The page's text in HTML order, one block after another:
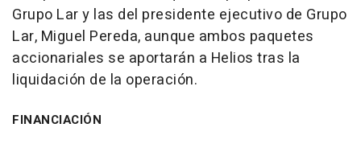
Grupo Lar y las del presidente ejecutivo de Grupo
Lar, Miguel Pereda, aunque ambos paquetes
accionariales se aportarán a Helios tras la
liquidación de la operación.
FINANCIACIÓN